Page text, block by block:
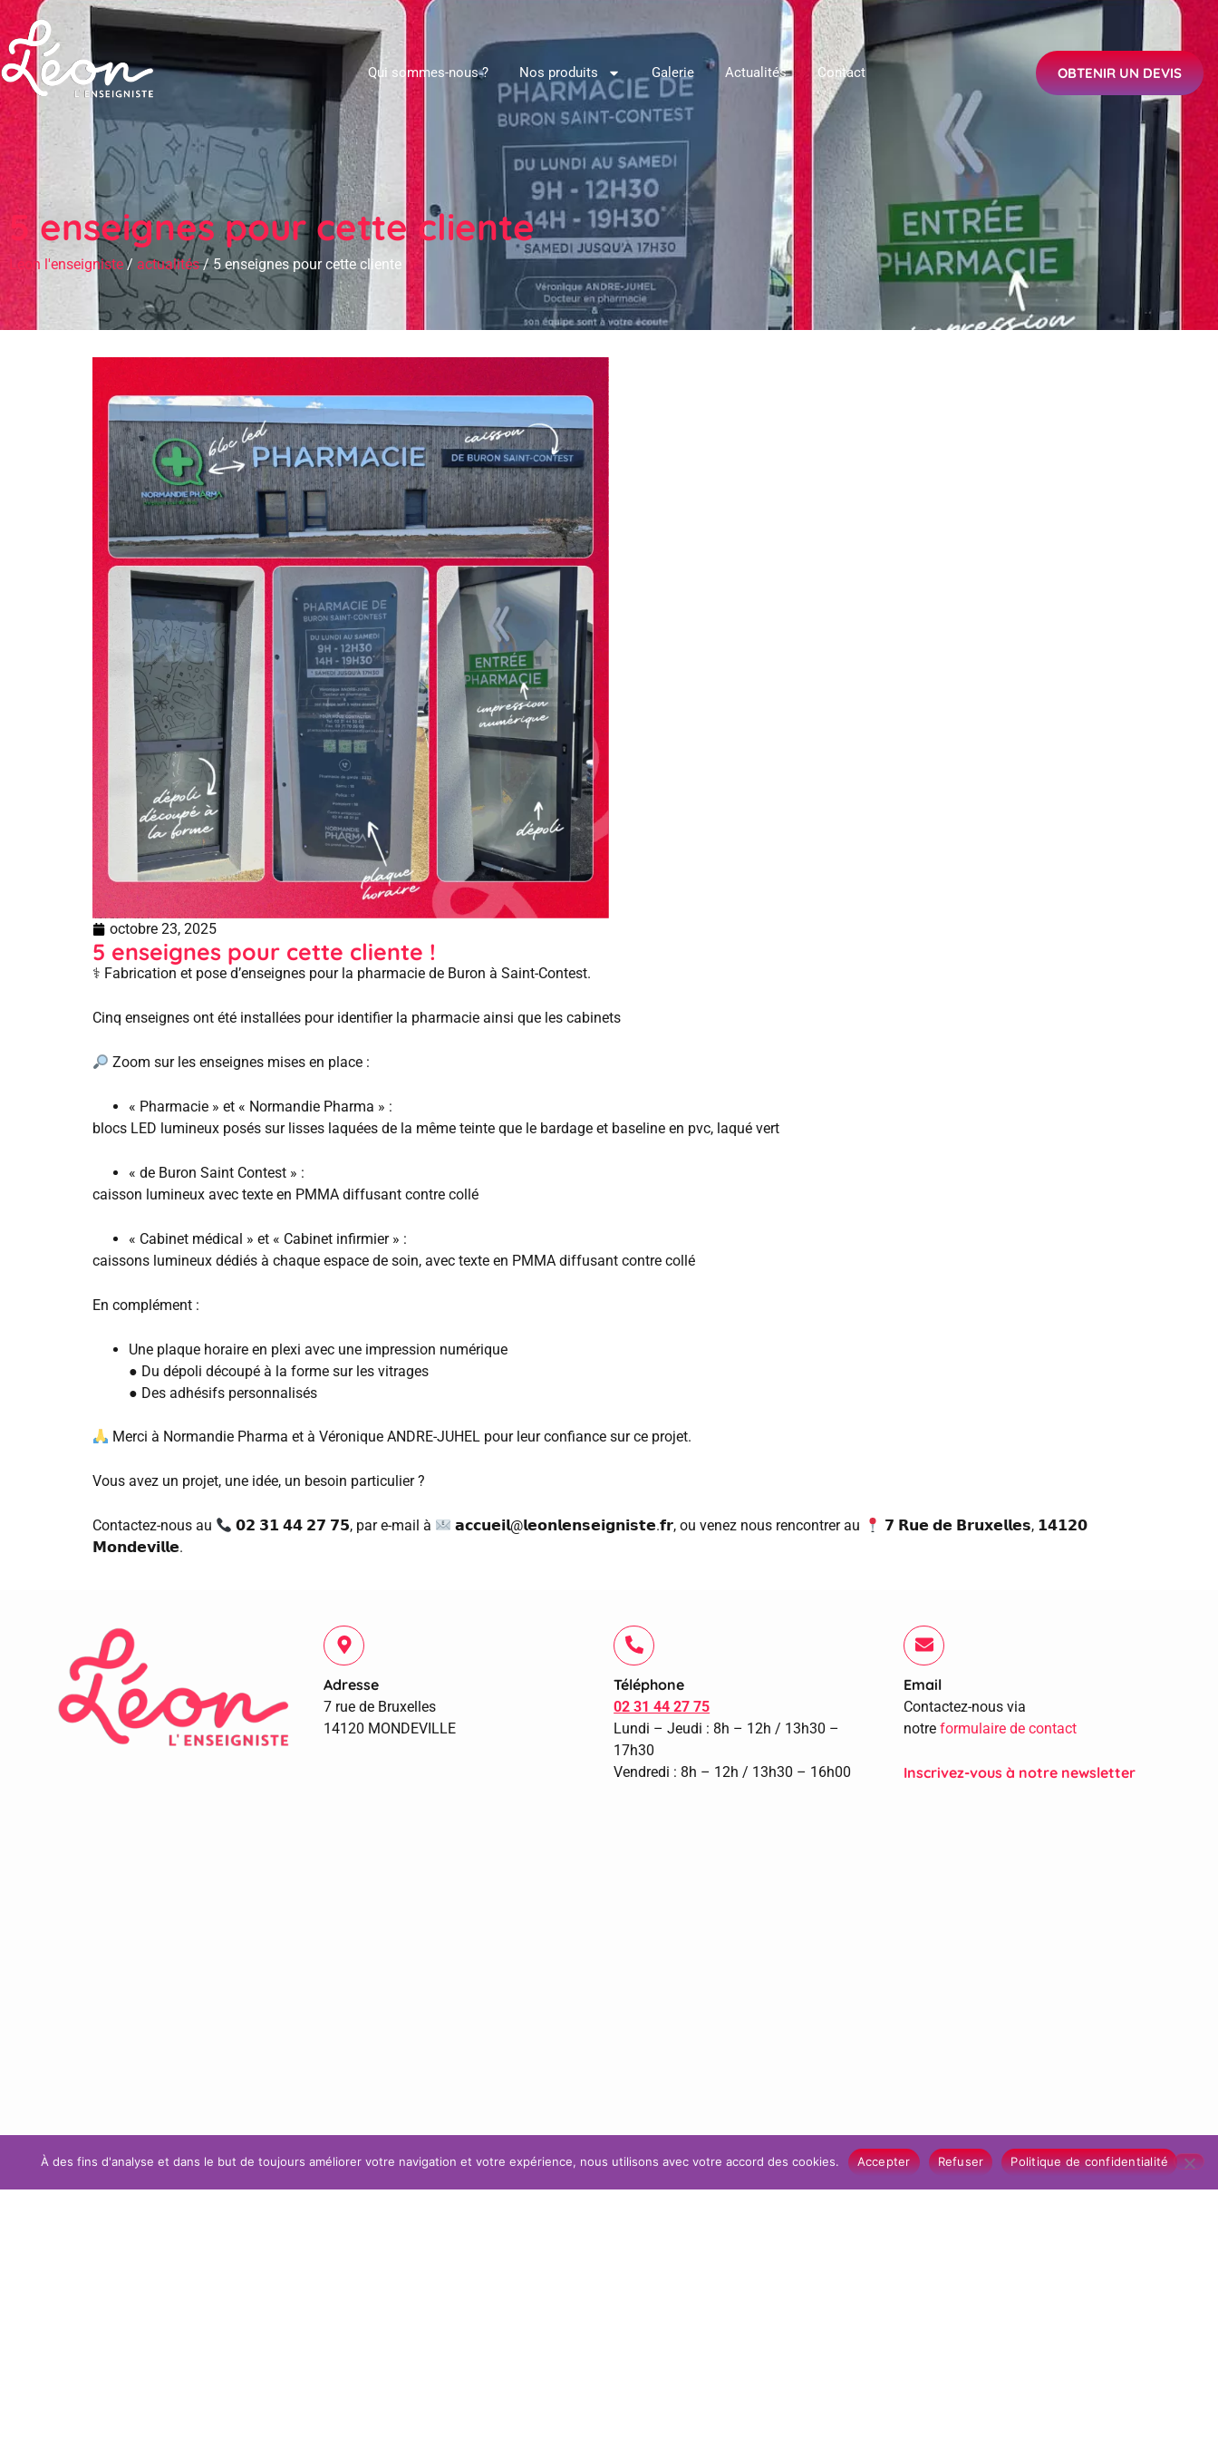
OBTENIR UN DEVIS
Qui sommes-nous ? Nos produits Galerie Actualités Contact
5 enseignes pour cette cliente
Léon l'enseigniste/ actualités/5 enseignes pour cette cliente OBTENIR UN DEVIS
Qui sommes-nous ? Nos produits Galerie Actualités Contact
octobre 23, 2025
5 enseignes pour cette cliente !
⚕ ️ Fabrication et pose d’enseignes pour la pharmacie de Buron à Saint-Contest.
Cinq enseignes ont été installées pour identifier la pharmacie ainsi que les cabinets
Zoom sur les enseignes mises en place :
« Pharmacie » et « Normandie Pharma » :
blocs LED lumineux posés sur lisses laquées de la même teinte que le bardage et baseline en pvc, laqué vert
« de Buron Saint Contest » :
caisson lumineux avec texte en PMMA diffusant contre collé
« Cabinet médical » et « Cabinet infirmier » :
caissons lumineux dédiés à chaque espace de soin, avec texte en PMMA diffusant contre collé
En complément :
Une plaque horaire en plexi avec une impression numérique
● Du dépoli découpé à la forme sur les vitrages
● Des adhésifs personnalisés
Merci à Normandie Pharma et à Véronique ANDRE-JUHEL pour leur confiance sur ce projet.
Vous avez un projet, une idée, un besoin particulier ?
Contactez-nous au 𝟬𝟮 𝟯𝟭 𝟰𝟰 𝟮𝟳 𝟳𝟱, par e-mail à 𝗮𝗰𝗰𝘂𝗲𝗶𝗹@𝗹𝗲𝗼𝗻𝗹𝗲𝗻𝘀𝗲𝗶𝗴𝗻𝗶𝘀𝘁𝗲.𝗳𝗿, ou venez nous rencontrer au 𝟳 𝗥𝘂𝗲 𝗱𝗲 𝗕𝗿𝘂𝘅𝗲𝗹𝗹𝗲𝘀, 𝟭𝟰𝟭𝟮𝟬
𝗠𝗼𝗻𝗱𝗲𝘃𝗶𝗹𝗹𝗲.
Adresse
7 rue de Bruxelles
14120 MONDEVILLE
Téléphone
02 31 44 27 75
Lundi – Jeudi : 8h – 12h / 13h30 –
17h30
Vendredi : 8h – 12h / 13h30 – 16h00
Email
Contactez-nous via
notreformulaire de contact
Inscrivez-vous à notre newsletter​
À des fins d'analyse et dans le but de toujours améliorer votre navigation et votre expérience, nous utilisons avec votre accord des cookies. Accepter Refuser Politique de confidentialité